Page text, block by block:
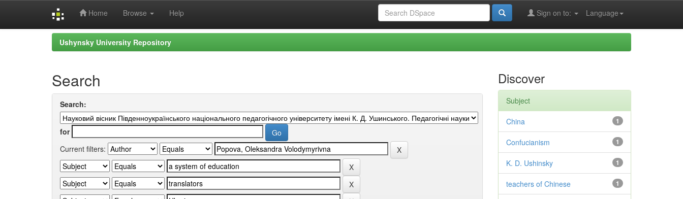
Home Browse Help Language
Sign on to:
Ushynsky University Repository
Search
Search:
for
Current filters:
Discover
Subject
1
China
1
Confucianism
1
K. D. Ushinsky
1
teachers of Chinese